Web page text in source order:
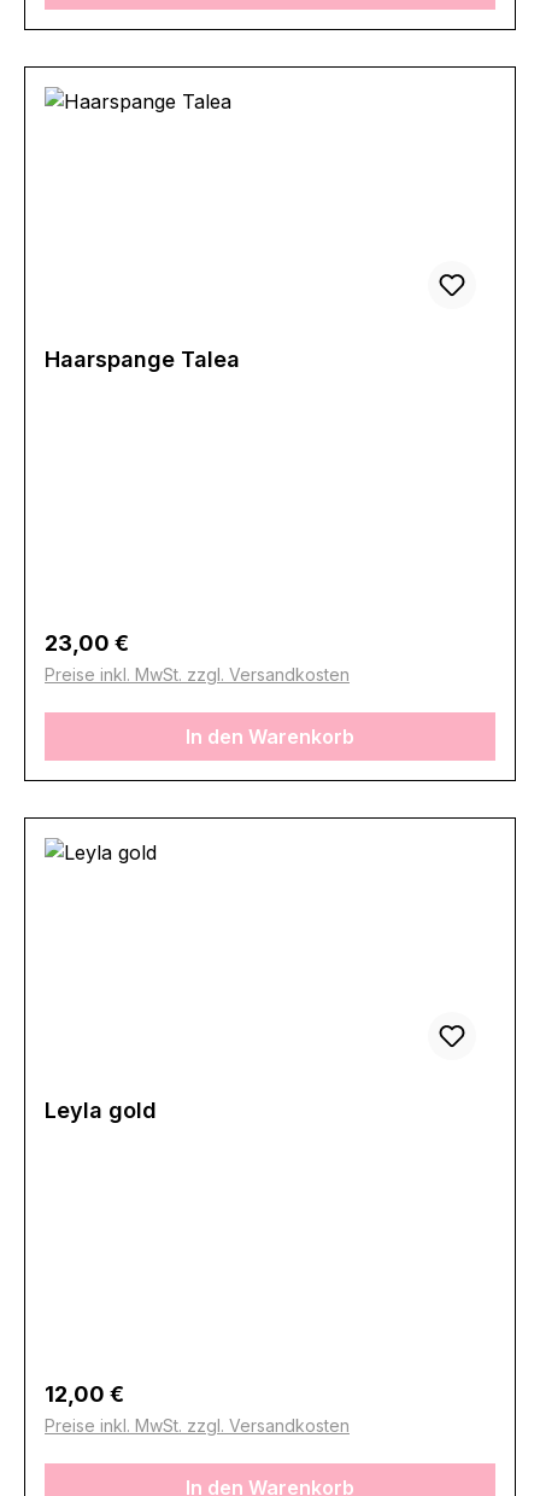
Haarspange Talea
Regulärer Preis:
23,00 €
Preise inkl. MwSt. zzgl. Versandkosten
In den Warenkorb
Leyla gold
Regulärer Preis:
12,00 €
Preise inkl. MwSt. zzgl. Versandkosten
In den Warenkorb